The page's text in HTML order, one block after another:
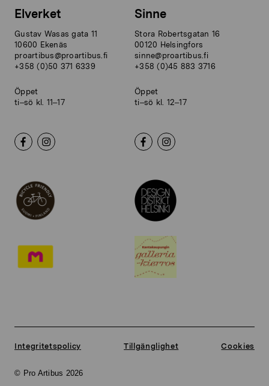
Elverket
Gustav Wasas gata 11
10600 Ekenäs
proartibus@proartibus.fi
+358 (0)50 371 6339
Öppet
ti–sö kl. 11–17
Sinne
Stora Robertsgatan 16
00120 Helsingfors
sinne@proartibus.fi
+358 (0)45 883 3716
Öppet
ti–sö kl. 12–17
© Pro Artibus 2026
Integritetspolicy Tillgänglighet Cookies